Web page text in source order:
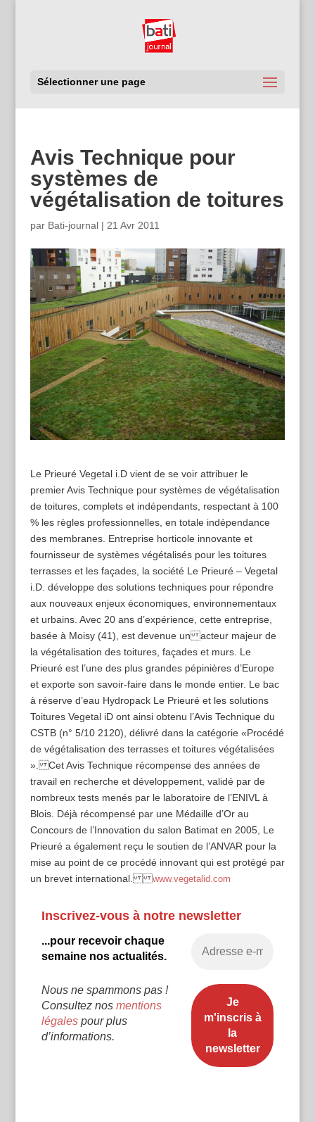
Sélectionner une page
Avis Technique pour
systèmes de
végétalisation de toitures
par Bati-journal| 21 Avr 2011
Le Prieuré Vegetal i.D vient de se voir attribuer le
premier Avis Technique pour systèmes de végétalisation
de toitures, complets et indépendants, respectant à 100
% les règles professionnelles, en totale indépendance
des membranes. Entreprise horticole innovante et
fournisseur de systèmes végétalisés pour les toitures
terrasses et les façades, la société Le Prieuré – Vegetal
i.D. développe des solutions techniques pour répondre
aux nouveaux enjeux économiques, environnementaux
et urbains. Avec 20 ans d’expérience, cette entreprise,
basée à Moisy (41), est devenue un acteur majeur de
la végétalisation des toitures, façades et murs. Le
Prieuré est l’une des plus grandes pépinières d’Europe
et exporte son savoir-faire dans le monde entier. Le bac
à réserve d’eau Hydropack Le Prieuré et les solutions
Toitures Vegetal iD ont ainsi obtenu l’Avis Technique du
CSTB (n° 5/10 2120), délivré dans la catégorie «Procédé
de végétalisation des terrasses et toitures végétalisées
». Cet Avis Technique récompense des années de
travail en recherche et développement, validé par de
nombreux tests menés par le laboratoire de l’ENIVL à
Blois. Déjà récompensé par une Médaille d’Or au
Concours de l’Innovation du salon Batimat en 2005, Le
Prieuré a également reçu le soutien de l’ANVAR pour la
mise au point de ce procédé innovant qui est protégé par
un brevet international.www.vegetalid.com
Inscrivez-vous à notre newsletter
...pour recevoir chaque
semaine nos actualités.
Nous ne spammons pas !
Consultez nos mentions
légalespour plus
d’informations.